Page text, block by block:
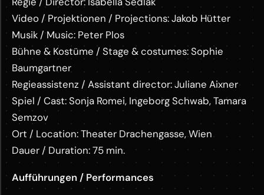
Video / Projektionen / Projections: Jakob Hütter
Musik / Music: Peter Plos
Bühne & Kostüme / Stage & costumes: Sophie
Baumgartner
Regieassistenz / Assistant director: Juliane Aixner
Spiel / Cast: Sonja Romei, Ingeborg Schwab, Tamara
Semzov
Ort / Location: Theater Drachengasse, Wien
Dauer / Duration: 75 min.
Aufführungen / Performances